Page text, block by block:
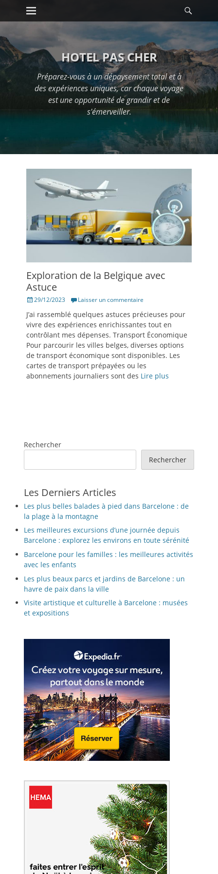
Passer
au
Premier menu
HOTEL PAS CHER
Préparez-vous à un dépaysement total et à
des expériences uniques, car chaque voyage
est une opportunité de grandir et de
s'émerveiller.
Exploration de la Belgique avec
Astuce
Posté29/12/2023 Laisser un commentaire
J’ai rassemblé quelques astuces précieuses pour
vivre des expériences enrichissantes tout en
contrôlant mes dépenses. Transport Économique
Pour parcourir les villes belges, diverses options
de transport économique sont disponibles. Les
cartes de transport prépayées ou les
abonnements journaliers sont des Lire plus
Rechercher
Rechercher
Les Derniers Articles
Les plus belles balades à pied dans Barcelone : de
la plage à la montagne
Les meilleures excursions d’une journée depuis
Barcelone : explorez les environs en toute sérénité
Barcelone pour les familles : les meilleures activités
avec les enfants
Les plus beaux parcs et jardins de Barcelone : un
havre de paix dans la ville
Visite artistique et culturelle à Barcelone : musées
et expositions